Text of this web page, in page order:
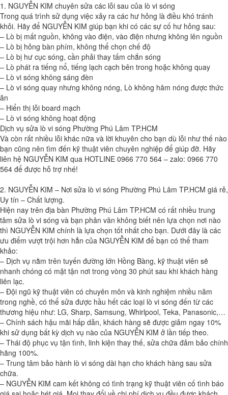
1. NGUYỄN KIM chuyên sửa các lỗi sau của lò vi sóng
Trong quá trình sử dụng việc xảy ra các hư hỏng là điều khó tránh
khỏi. Hãy để NGUYỄN KIM giúp bạn khi có các sự cố hư hỏng sau:
– Lò bị mất nguồn, không vào điện, vào điện nhưng không lên nguồn
– Lò bị hỏng bàn phím, không thể chọn chế độ
– Lò bị hư cục sóng, cần phải thay tấm chắn sóng
– Lò phát ra tiếng nổ, tiếng lạch cạch bên trong hoặc không quay
– Lò vi sóng không sáng đèn
– Lò vi sóng quay nhưng không nóng, Lò không hâm nóng được thức
ăn
– Hiển thị lỗi board mạch
– Lò vi sóng không hoạt động
Dịch vụ sửa lò vi sóng Phường Phú Lâm TP.HCM
Và còn rất nhiều lỗi khác nữa và lời khuyên cho bạn dù lỗi như thế nào
bạn cũng nên tìm đến kỹ thuật viên chuyên nghiệp để giúp đỡ. Hãy
liên hệ NGUYỄN KIM qua HOTLINE 0966 770 564 – zalo: 0966 770
564 để được hỗ trợ nhé!
2. NGUYỄN KIM – Nơi sửa lò vi sóng Phường Phú Lâm TP.HCM giá rẻ,
Uy tín – Chất lượng.
Hiện nay trên địa bàn Phường Phú Lâm TP.HCM có rất nhiều trung
tâm sửa lò vi sóng và bạn phân vân không biết nên lựa chọn nơi nào
thì NGUYỄN KIM chính là lựa chọn tốt nhất cho bạn. Dưới đây là các
ưu điểm vượt trội hơn hẳn của NGUYỄN KIM để bạn có thể tham
khảo:
– Dịch vụ nằm trên tuyến đường lớn Hồng Bàng, kỹ thuật viên sẽ
nhanh chóng có mặt tận nơi trong vòng 30 phút sau khi khách hàng
liên lạc.
– Đội ngũ kỹ thuật viên có chuyên môn và kinh nghiệm nhiều năm
trong nghề, có thể sửa được hầu hết các loại lò vi sóng đến từ các
thương hiệu như: LG, Sharp, Samsung, Whirlpool, Teka, Panasonic,…
– Chính sách hậu mãi hấp dẫn, khách hàng sẽ được giảm ngay 10%
khi sử dụng bất kỳ dịch vụ nào của NGUYỄN KIM ở lần tiếp theo.
– Thái độ phục vụ tận tình, linh kiện thay thế, sửa chữa đảm bảo chính
hãng 100%.
– Trung tâm bảo hành lò vi sóng dài hạn cho khách hàng sau sửa
chữa.
– NGUYỄN KIM cam kết không có tình trạng kỹ thuật viên cố tình báo